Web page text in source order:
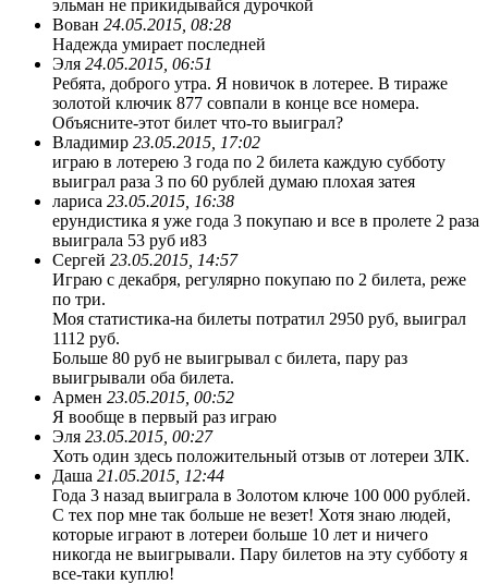
эльман не прикидывайся дурочкой
Вован 24.05.2015, 08:28
Надежда умирает последней
Эля 24.05.2015, 06:51
Ребята, доброго утра. Я новичок в лотерее. В тираже
золотой ключик 877 совпали в конце все номера.
Объясните-этот билет что-то выиграл?
Владимир 23.05.2015, 17:02
играю в лотерею 3 года по 2 билета каждую субботу
выиграл раза 3 по 60 рублей думаю плохая затея
лариса 23.05.2015, 16:38
ерундистика я уже года 3 покупаю и все в пролете 2 раза
выиграла 53 руб и83
Сергей 23.05.2015, 14:57
Играю с декабря, регулярно покупаю по 2 билета, реже
по три.
Моя статистика-на билеты потратил 2950 руб, выиграл
1112 руб.
Больше 80 руб не выигрывал с билета, пару раз
выигрывали оба билета.
Армен 23.05.2015, 00:52
Я вообще в первый раз играю
Эля 23.05.2015, 00:27
Хоть один здесь положительный отзыв от лотереи ЗЛК.
Даша 21.05.2015, 12:44
Года 3 назад выиграла в Золотом ключе 100 000 рублей.
С тех пор мне так больше не везет! Хотя знаю людей,
которые играют в лотереи больше 10 лет и ничего
никогда не выигрывали. Пару билетов на эту субботу я
все-таки куплю!